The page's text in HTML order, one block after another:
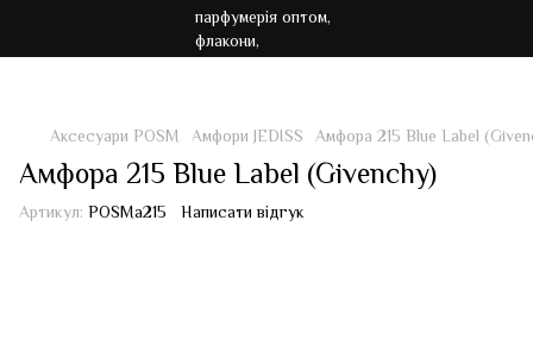
Аксесуари POSM Амфори JEDISS Амфора 215 Blue Label
Амфора 215 Blue Label (Givenchy)
Артикул: POSMa215 Написати відгук